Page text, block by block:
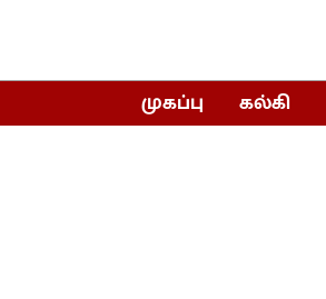
முகப்பு கல்கி